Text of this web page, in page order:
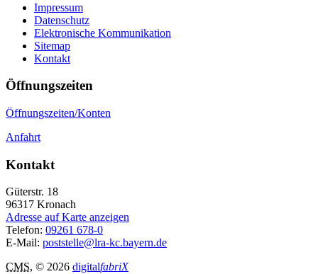
Impressum
Datenschutz
Elektronische Kommunikation
Sitemap
Kontakt
Öffnungszeiten
Öffnungszeiten/Konten
Anfahrt
Kontakt
Güterstr. 18
96317 Kronach
Adresse auf Karte anzeigen
Telefon: 09261 678-0
E-Mail: poststelle@lra-kc.bayern.de
CMS, © 2026 digitalfabriX